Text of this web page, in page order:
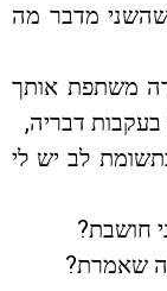
מדבר מה
משתפת אותך
בעקבות דבריה,
לב יש לי
חושבת?
שאמרת?